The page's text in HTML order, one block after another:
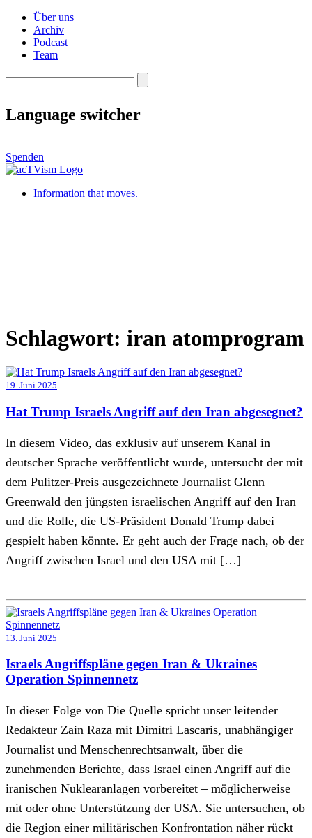
Über uns
Archiv
Podcast
Team
Language switcher
Spenden
Information that moves.
Schlagwort: iran atomprogram
19. Juni 2025
Hat Trump Israels Angriff auf den Iran abgesegnet?
In diesem Video, das exklusiv auf unserem Kanal in
deutscher Sprache veröffentlicht wurde, untersucht der mit
dem Pulitzer-Preis ausgezeichnete Journalist Glenn
Greenwald den jüngsten israelischen Angriff auf den Iran
und die Rolle, die US-Präsident Donald Trump dabei
gespielt haben könnte. Er geht auch der Frage nach, ob der
Angriff zwischen Israel und den USA mit […]
13. Juni 2025
Israels Angriffspläne gegen Iran & Ukraines
Operation Spinnennetz
In dieser Folge von Die Quelle spricht unser leitender
Redakteur Zain Raza mit Dimitri Lascaris, unabhängiger
Journalist und Menschenrechtsanwalt, über die
zunehmenden Berichte, dass Israel einen Angriff auf die
iranischen Nuklearanlagen vorbereitet – möglicherweise
mit oder ohne Unterstützung der USA. Sie untersuchen, ob
die Region einer militärischen Konfrontation näher rückt